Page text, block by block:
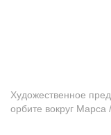
Художественное
орбите вокруг